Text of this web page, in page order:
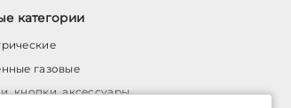
категории
газовые
кнопки, аксессуары